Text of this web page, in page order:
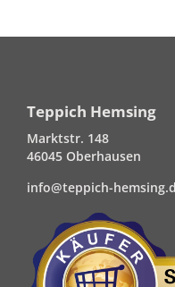
Teppich Hemsing
Marktstr. 148
46045 Oberhausen
info@teppich-